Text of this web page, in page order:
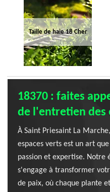
Taille de haie 18 Cher
18370 : faites
de l'entretien des
À Saint Priesaint La
espaces verts est un art
passion et expertise. Notre
s'engage à transformer
de paix, où chaque plante